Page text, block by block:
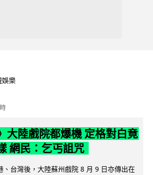
娛樂
大陸戲院都爆機 定格對白竟
網民：乞丐詛咒
、台灣後，大陸蘇州戲院 8 月 9 日亦傳出在